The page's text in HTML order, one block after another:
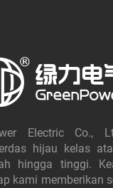
Electric Co.,
hijau kelas
hingga tinggi.
kami memberikan